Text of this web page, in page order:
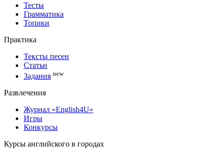
Тесты
Грамматика
Топики
Практика
Тексты песен
Статьи
Задания new
Развлечения
Журнал «English4U»
Игры
Конкурсы
Курсы английского в городах